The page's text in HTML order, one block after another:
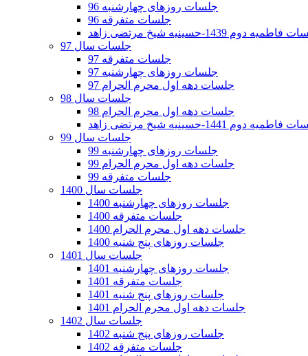
جلسات روزهای چهارشنبه 96
جلسات متفرقه 96
دوم 1439-حسینیه شیخ مرتضی زاهد
جلسات سال 97
جلسات متفرقه 97
جلسات روزهای چهارشنبه 97
جلسات دهه اول محرم الحرام 97
جلسات سال 98
جلسات دهه اول محرم الحرام 98
دوم 1441-حسینیه شیخ مرتضی زاهد
جلسات سال 99
جلسات روزهای چهارشنبه 99
جلسات دهه اول محرم الحرام 99
جلسات متفرقه 99
جلسات سال 1400
جلسات روزهای چهارشنبه 1400
جلسات متفرقه 1400
جلسات دهه اول محرم الحرام 1400
جلسات روزهای پنج شنبه 1400
جلسات سال 1401
جلسات روزهای چهارشنبه 1401
جلسات متفرقه 1401
جلسات روزهای پنج شنبه 1401
جلسات دهه اول محرم الحرام 1401
جلسات سال 1402
جلسات روزهای پنج شنبه 1402
جلسات متفرقه 1402